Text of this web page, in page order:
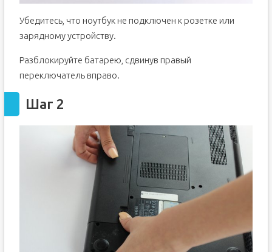
Убедитесь, что ноутбук не подключен к розетке или
зарядному устройству.
Разблокируйте батарею, сдвинув правый
переключатель вправо.
Шаг 2